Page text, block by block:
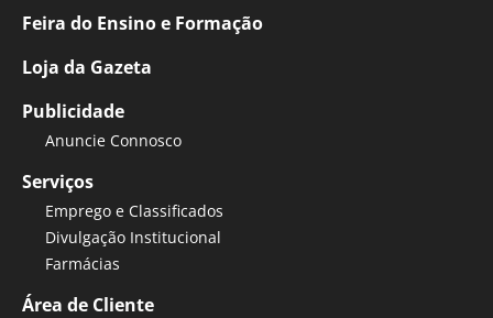
Feira do Ensino e Formação
Loja da Gazeta
Publicidade
Anuncie Connosco
Serviços
Emprego e Classificados
Divulgação Institucional
Farmácias
Área de Cliente